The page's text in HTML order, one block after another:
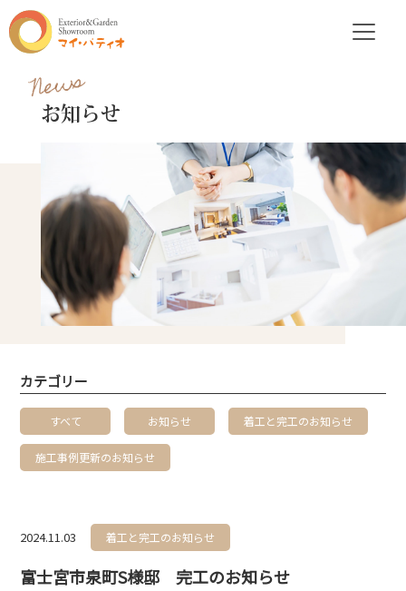
News
お知らせ
カテゴリー
すべて お知らせ 着工と完工のお知らせ
施工事例更新のお知らせ
2024.11.03 着工と完工のお知らせ
富士宮市泉町S様邸 完工のお知らせ